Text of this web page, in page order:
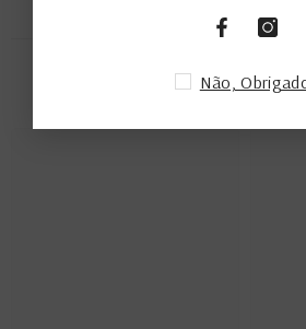
PRODUTOS
Não,